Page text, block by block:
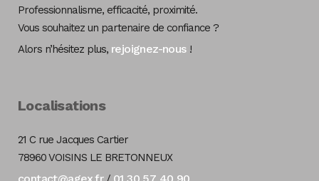
Professionnalisme, efficacité, proximité.
Vous souhaitez un partenaire de confiance ?
Alors n’hésitez plus, rejoignez-nous!
Localisations
21 C rue Jacques Cartier
78960 VOISINS LE BRETONNEUX